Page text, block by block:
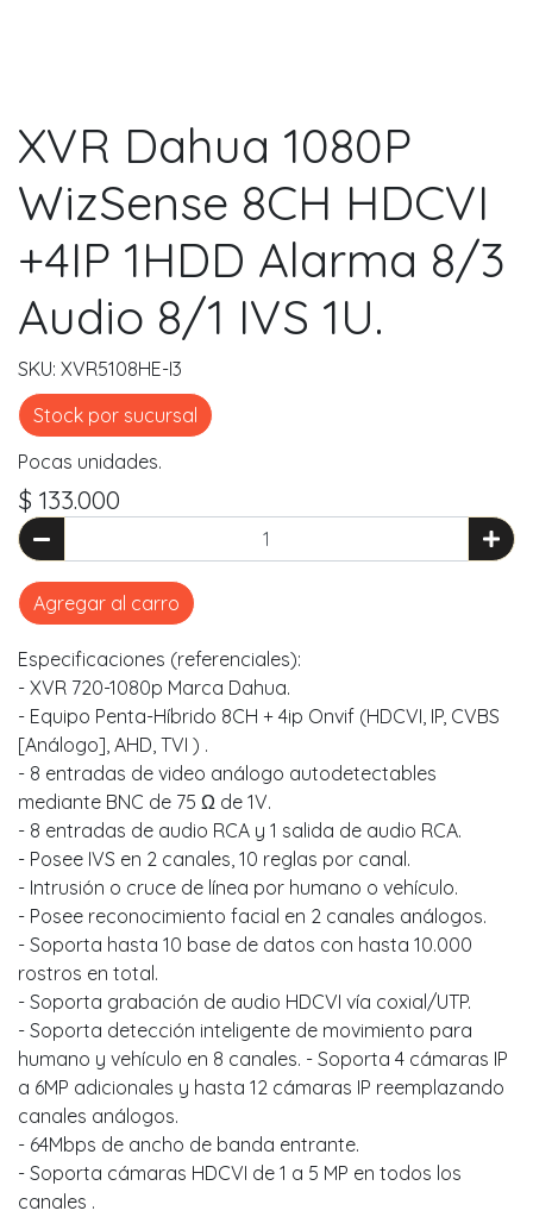
XVR Dahua 1080P
WizSense 8CH HDCVI
+4IP 1HDD Alarma 8/3
Audio 8/1 IVS 1U.
SKU: XVR5108HE-I3
Stock por sucursal
Pocas unidades.
$ 133.000
Agregar al carro
Especificaciones (referenciales):
- XVR 720-1080p Marca Dahua.
- Equipo Penta-Híbrido 8CH + 4ip Onvif (HDCVI, IP, CVBS
[Análogo], AHD, TVI ) .
- 8 entradas de video análogo autodetectables
mediante BNC de 75 Ω de 1V.
- 8 entradas de audio RCA y 1 salida de audio RCA.
- Posee IVS en 2 canales, 10 reglas por canal.
- Intrusión o cruce de línea por humano o vehículo.
- Posee reconocimiento facial en 2 canales análogos.
- Soporta hasta 10 base de datos con hasta 10.000
rostros en total.
- Soporta grabación de audio HDCVI vía coxial/UTP.
- Soporta detección inteligente de movimiento para
humano y vehículo en 8 canales. - Soporta 4 cámaras IP
a 6MP adicionales y hasta 12 cámaras IP reemplazando
canales análogos.
- 64Mbps de ancho de banda entrante.
- Soporta cámaras HDCVI de 1 a 5 MP en todos los
canales .